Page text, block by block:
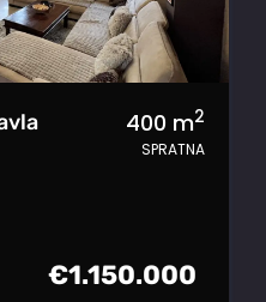
400 m2
SPRATNA
€1.150.000